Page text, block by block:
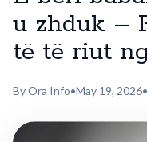
u zhduk –
të të riut
By Ora Info•May 19, 2026•